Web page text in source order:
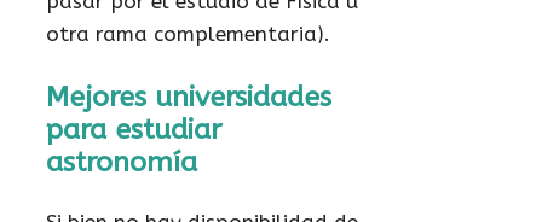
otra rama complementaria).
Mejores universidades
para estudiar
astronomía